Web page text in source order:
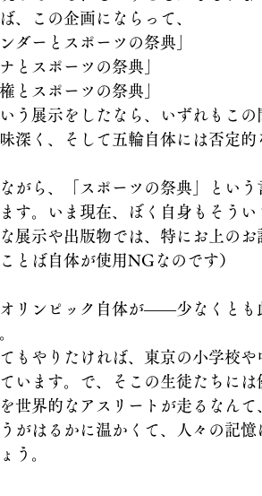
、この企画にならって、
ンダーとスポーツの祭典」
ナとスポーツの祭典」
権とスポーツの祭典」
う展示をしたなら、いずれもこ
深く、そして五輪自体には否定
ながら、「スポーツの祭典」とい
す。いま現在、ぼく自身もそう
展示や出版物では、特にお上の
とば自体が使用NGなのです）
オリンピック自体が――少なくと
もやりたければ、東京の小学校
います。で、そこの生徒たちに
世界的なアスリートが走るなん
がはるかに温かくて、人々の記
う。